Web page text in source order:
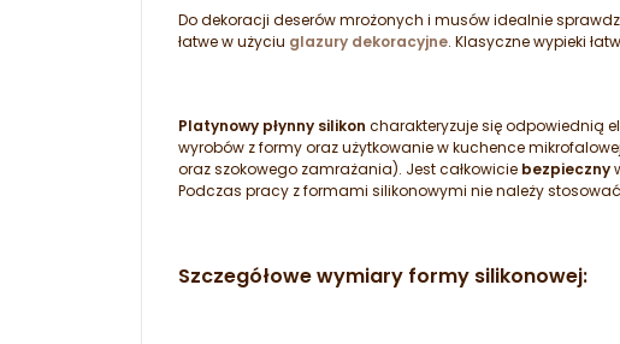
Do dekoracji deserów mrożonych i musów idealnie
łatwe w użyciu glazury dekoracyjne. Klasyczne wypieki
Platynowy płynny silikon charakteryzuje się odpowiednią
wyrobów z formy oraz użytkowanie w kuchence
oraz szokowego zamrażania). Jest całkowicie bezpieczny
Podczas pracy z formami silikonowymi nie należy
Szczegółowe wymiary formy silikonowej: